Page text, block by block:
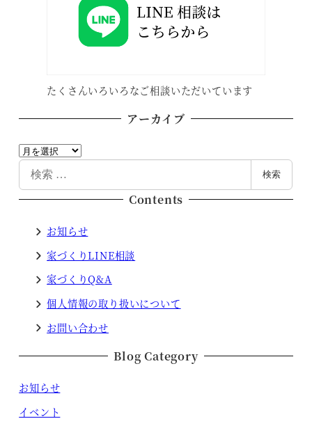
たくさんいろいろなご相談いただいています
アーカイブ
ア
ー
カ
イ
検
索
検索
Contents
お知らせ
家づくりLINE相談
家づくりQ&A
個人情報の取り扱いについて
お問い合わせ
Blog Category
お知らせ
イベント